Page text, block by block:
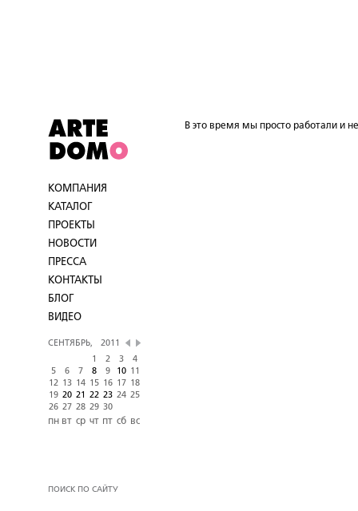
КОМПАНИЯ
КАТАЛОГ
ПРОЕКТЫ
НОВОСТИ
ПРЕССА
КОНТАКТЫ
БЛОГ
ВИДЕО
СЕНТЯБРЬ,
2011
1
2 3
4
5
6 7 8 9 10
11
12 13 14 15 16 17
18
19 20 21 22 23 24 25
26 27 28 29 30
пн вт ср чт пт сб вс
ПОИСК ПО САЙТУ
В это время мы просто работали и